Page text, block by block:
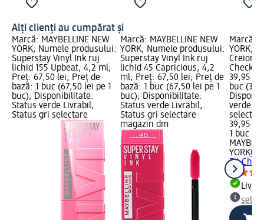
Alți clienți au cumpărat și
Marcă: MAYBELLINE NEW
YORK; Numele produsului:
Superstay Vinyl Ink ruj
lichid 155 Upbeat, 4,2 ml;
Preț: 67,50 lei; Preț de
bază: 1 buc (67,50 lei pe 1
buc); Disponibilitate:
Status verde Livrabil,
Status gri selectare
Marcă: MAYBELLINE NEW
YORK; Numele produsului:
Superstay Vinyl Ink ruj
lichid 45 Capricious, 4,2
ml; Preț: 67,50 lei; Preț de
bază: 1 buc (67,50 lei pe 1
buc); Disponibilitate:
Status verde Livrabil,
Status gri selectare
magazin dm
Marcă:
YORK;
Creion
Check,
39,95
buc
verde
39,95 lei
1 buc
YORK
Fit